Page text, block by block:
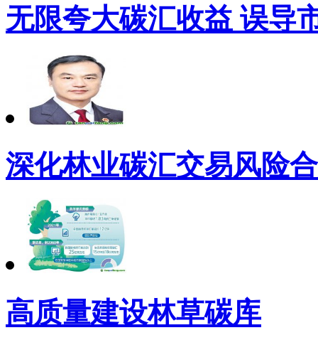
无限夸大碳汇收益 误导
深化林业碳汇交易风险
高质量建设林草碳库